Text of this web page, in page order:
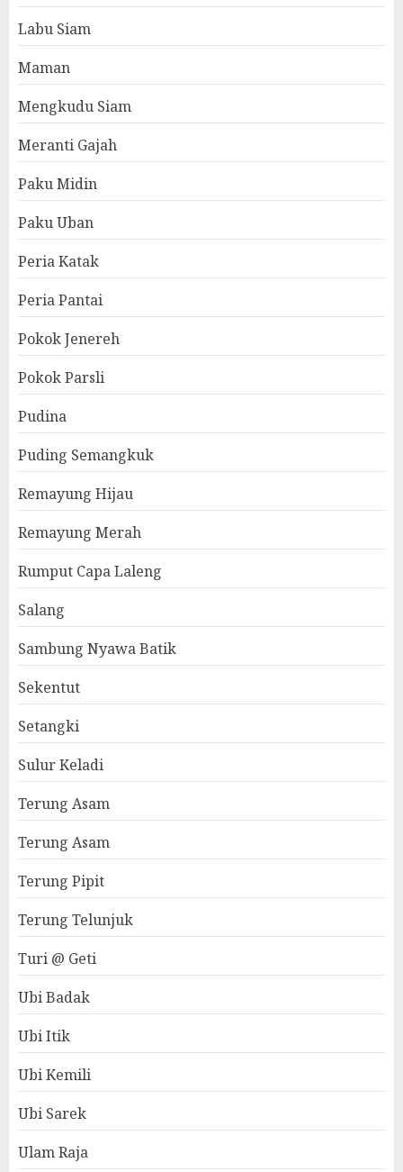
Labu Siam
Maman
Mengkudu Siam
Meranti Gajah
Paku Midin
Paku Uban
Peria Katak
Peria Pantai
Pokok Jenereh
Pokok Parsli
Pudina
Puding Semangkuk
Remayung Hijau
Remayung Merah
Rumput Capa Laleng
Salang
Sambung Nyawa Batik
Sekentut
Setangki
Sulur Keladi
Terung Asam
Terung Asam
Terung Pipit
Terung Telunjuk
Turi @ Geti
Ubi Badak
Ubi Itik
Ubi Kemili
Ubi Sarek
Ulam Raja